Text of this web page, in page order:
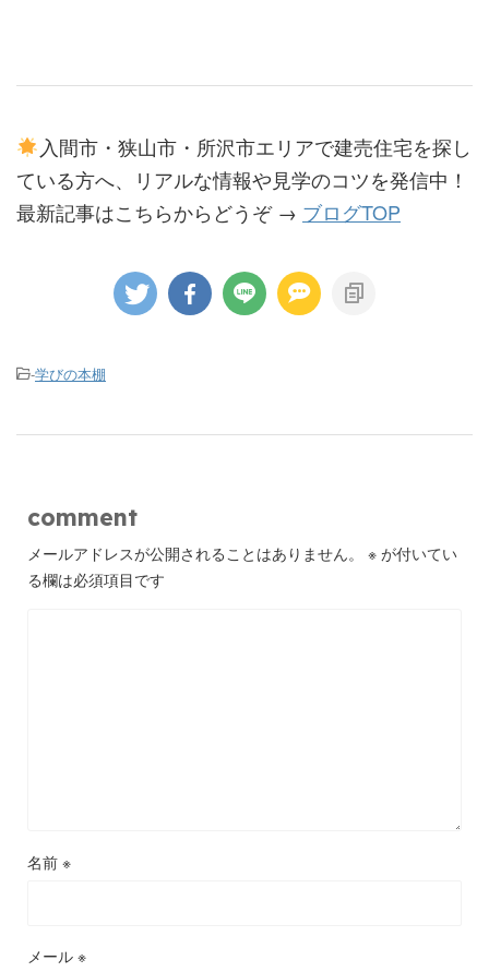
入間市・狭山市・所沢市エリアで建売住宅を探し
ている方へ、リアルな情報や見学のコツを発信中！
最新記事はこちらからどうぞ → ブログTOP
-学びの本棚
comment
メールアドレスが公開されることはありません。 ※ が付いてい
る欄は必須項目です
名前 ※
メール ※